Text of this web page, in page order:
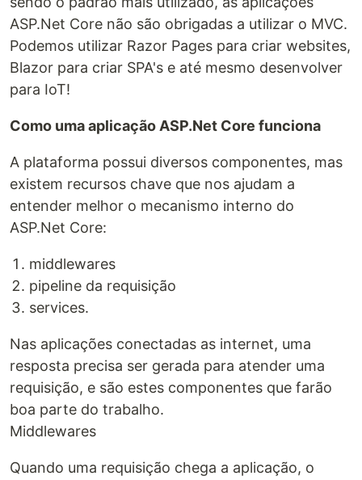
ASP.Net Core não são obrigadas a utilizar o MVC.
Podemos utilizar Razor Pages para criar websites,
Blazor para criar SPA's e até mesmo desenvolver
para IoT!
Como uma aplicação ASP.Net Core funciona
A plataforma possui diversos componentes, mas
existem recursos chave que nos ajudam a
entender melhor o mecanismo interno do
ASP.Net Core:
middlewares
pipeline da requisição
services.
Nas aplicações conectadas as internet, uma
resposta precisa ser gerada para atender uma
requisição, e são estes componentes que farão
boa parte do trabalho.
Middlewares
Quando uma requisição chega a aplicação, o